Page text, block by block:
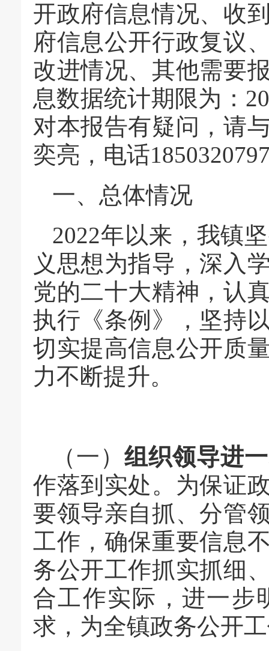
开政府信息情况、收
府信息公开行政复议
改进情况、其他需要
息数据统计期限为：
对本报告有疑问，请
奕亮，电话
一、 总体情况
2022年以来，我镇
义思想为指导，深入
党的二十大精神，认
执行《条例》，坚持
切实提高信息公开质
力不断提升。
（一） 组织领导进
作落到实处。为保证
要领导亲自抓、分管
工作，确保重要信息
务公开工作抓实抓细
合工作实际，进一步
求，为全镇政务公开